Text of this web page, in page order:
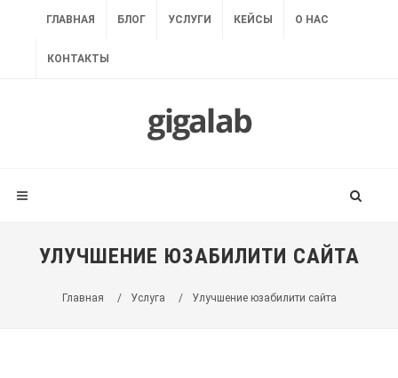
ГЛАВНАЯ БЛОГ УСЛУГИ КЕЙСЫ О НАС
КОНТАКТЫ
УЛУЧШЕНИЕ ЮЗАБИЛИТИ САЙТА
Главная / Услуга / Улучшение юзабилити сайта